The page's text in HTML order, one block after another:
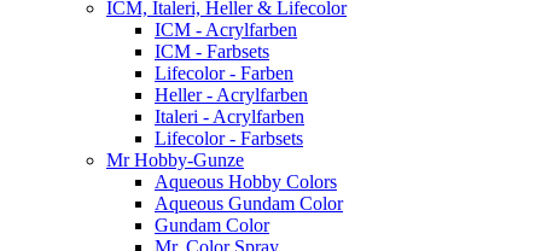
ICM, Italeri, Heller & Lifecolor
ICM - Acrylfarben
ICM - Farbsets
Lifecolor - Farben
Heller - Acrylfarben
Italeri - Acrylfarben
Lifecolor - Farbsets
Mr Hobby-Gunze
Aqueous Hobby Colors
Aqueous Gundam Color
Gundam Color
Mr. Color Spray